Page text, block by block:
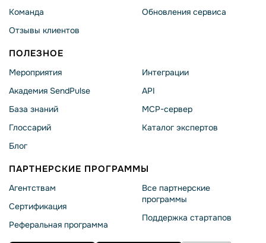
Команда
Отзывы клиентов
Обновления сервиса
ПОЛЕЗНОЕ
Мероприятия
Академия SendPulse
База знаний
Глоссарий
Блог
Интеграции
API
MCP-сервер
Каталог экспертов
ПАРТНЕРСКИЕ ПРОГРАММЫ
Агентствам
Сертификация
Реферальная программа
Все партнерские
программы
Поддержка стартапов